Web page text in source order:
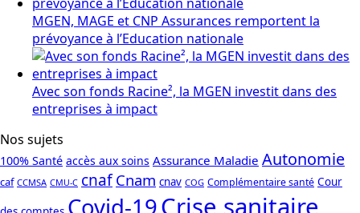
MGEN, MAGE et CNP Assurances remportent la
prévoyance à l’Education nationale
Avec son fonds Racine², la MGEN investit dans des
entreprises à impact
Nos sujets
100% Santé accès aux soins Assurance Maladie Autonomie
caf CCMSA CMU-C cnaf Cnam cnav COG Complémentaire santé Cour
Covid-19Crise sanitaire